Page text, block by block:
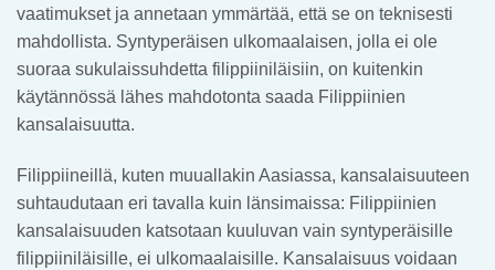
vaatimukset ja annetaan ymmärtää, että se on teknisesti
mahdollista. Syntyperäisen ulkomaalaisen, jolla ei ole
suoraa sukulaissuhdetta filippiiniläisiin, on kuitenkin
käytännössä lähes mahdotonta saada Filippiinien
kansalaisuutta.
Filippiineillä, kuten muuallakin Aasiassa, kansalaisuuteen
suhtaudutaan eri tavalla kuin länsimaissa: Filippiinien
kansalaisuuden katsotaan kuuluvan vain syntyperäisille
filippiiniläisille, ei ulkomaalaisille. Kansalaisuus voidaan